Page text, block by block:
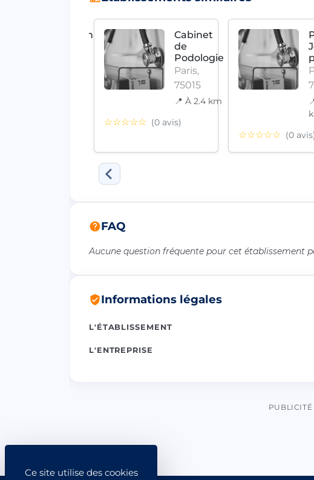
Ce site utilise des cookies
Vincendon
Cabinet
de
Podologie
Paris,
75015
📍 À 2.4 km
☆☆☆☆☆ (0 avis)
☆☆☆☆☆ (0 avis)
FAQ
Aucune question fréquente pour cet établissement
Informations légales
L'ÉTABLISSEMENT
L'ENTREPRISE
PUBLICITÉ